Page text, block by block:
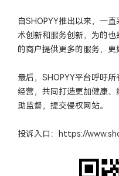
自SHOPYY推出以来，一
术创新和服务创新，为的
的商户提供更多的服务，更
最后，SHOPYY平台呼吁
经营，共同打造更加健康
助监督，提交侵权网站。
投诉入口：https://